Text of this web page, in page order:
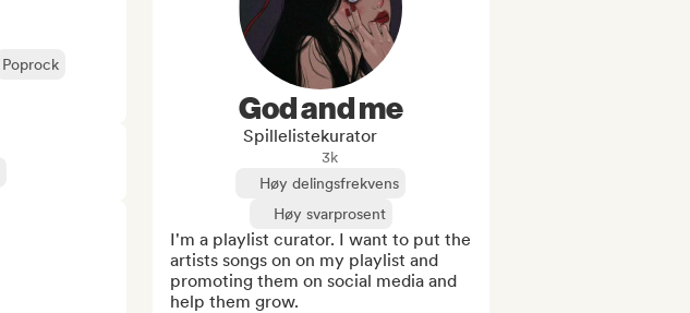
Poprock
God and me
Spillelistekurator
3k
Høy delingsfrekvens
Høy svarprosent
I'm a playlist curator. I want to put the
artists songs on on my playlist and
promoting them on social media and
help them grow.